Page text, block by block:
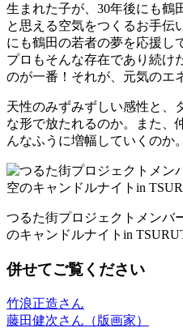
生まれた子が、30年後にも鶴
と思える空気をつくるお手伝
にも鶴田の若者の夢を応援し
プロもそんな存在であり続け
のが一番！それが、元気のエ
天性のみずみずしい感性と、
な形で放たれるのか。また、
んなふうに増幅していくのか
つるた街プロジェクトメンバ
のキャンドルナイトin
併せてご覧ください
竹浪正造さん
藤田健次さん（版画家）